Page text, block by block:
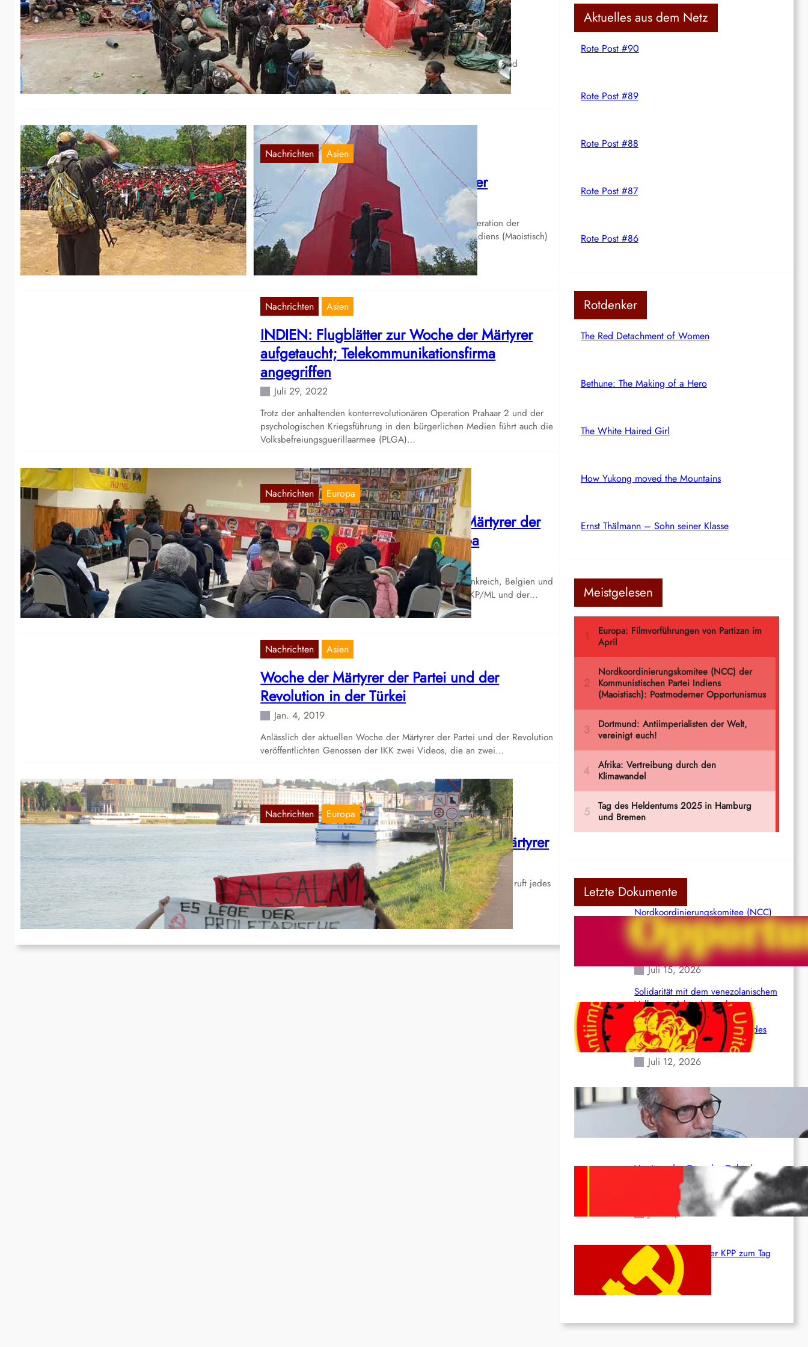
und auf den Philippinen
Aug. 15, 2023
Philippinen:Am 24. Juli protestierten über 12.000 Menschen in
verschiedenen philippinischen Städten u.a. für höhere Löhne und
bezahlbares Lebensmittel. Die Demonstranten…
Nachrichten Asien
Indien: Feier zur Woche der Märtyrer
Aug. 7, 2022
Trotz der weiter anhaltenden Konterrevolutionären Operation der
indischen Reaktion, ist es der Kommunistischen Party Indiens (Maoistisch)
[CPI (Maoist)] gelungen…
Nachrichten Asien
INDIEN: Flugblätter zur Woche der Märtyrer
aufgetaucht; Telekommunikationsfirma
angegriffen
Juli 29, 2022
Trotz der anhaltenden konterrevolutionären Operation Prahaar 2 und der
psychologischen Kriegsführung in den bürgerlichen Medien führt auch die
Volksbefreiungsguerillaarmee (PLGA)…
Nachrichten Europa
Partizan – Gedenkwoche für die Märtyrer der
Partei und der Revolution in Europa
Feb. 16, 2022
Ende Januar wurden in der Schweiz, Deutschland, Frankreich, Belgien und
Österreich Aktionen für die gefallenen Kämpfer der TKP/ML und der…
Nachrichten Asien
Woche der Märtyrer der Partei und der
Revolution in der Türkei
Jan. 4, 2019
Anlässlich der aktuellen Woche der Märtyrer der Partei und der Revolution
veröffentlichten Genossen der IKK zwei Videos, die an zwei…
Nachrichten Europa
Aktionen in Österreich zur Woche der Märtyrer
Aug. 5, 2018
Die Kommunistische Partei Indiens (maoistisch) (KPI(maoistisch)) ruft jedes
Jahr vom 28. Juli bis zum 3. August die „Woche der Märtyrer“…
c
Aktuelles aus dem Netz
Rote Post #90
Rote Post #89
Rote Post #88
Rote Post #87
Rote Post #86
Rotdenker
The Red Detachment of Women
Bethune: The Making of a Hero
The White Haired Girl
How Yukong moved the Mountains
Ernst Thälmann – Sohn seiner Klasse
Meistgelesen
Letzte Dokumente
Nordkoordinierungskomitee (NCC)
der Kommunistischen Partei Indiens
(Maoistisch): Postmoderner
Opportunismus
Juli 15, 2026
Solidarität mit dem venezolanischem
Volk angesichts der verlorenen
Leben und der katastrophalen
Situation durch die Erdbeben des
24. Juni!
Juli 12, 2026
Indien: „Die Politik der Kapitulation“
von K. Murali (Ajith)
Juli 1, 2026
Vorsitzender Gonzalo: Gebt das
Leben für die Partei und die
Revolution!
Juni 19, 2026
Beschluss des ZK der KPP zum Tag
des Heldentums
Juni 19, 2026